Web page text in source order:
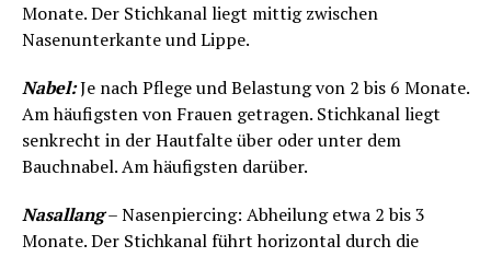
Monate. Der Stichkanal liegt mittig zwischen
Nasenunterkante und Lippe.
Nabel:Je nach Pflege und Belastung von 2 bis 6 Monate.
Am häufigsten von Frauen getragen. Stichkanal liegt
senkrecht in der Hautfalte über oder unter dem
Bauchnabel. Am häufigsten darüber.
Nasallang– Nasenpiercing: Abheilung etwa 2 bis 3
Monate. Der Stichkanal führt horizontal durch die